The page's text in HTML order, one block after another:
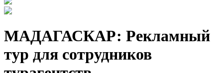
МАДАГАСКАР: Рекламный
тур для сотрудников